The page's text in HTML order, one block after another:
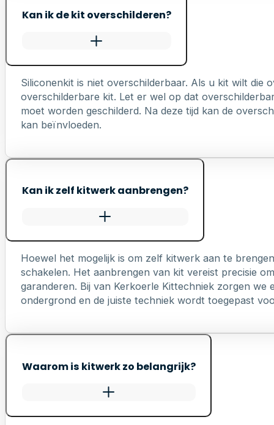
Kan ik de kit overschilderen?
Siliconenkit is niet overschilderbaar. Als u kit wilt die
overschilderbare kit. Let er wel op dat
moet worden geschilderd. Na deze tijd kan de
kan beïnvloeden.
Kan ik zelf kitwerk aanbrengen?
Hoewel het mogelijk is om zelf kitwerk aan te
schakelen. Het aanbrengen van kit vereist precisie
garanderen. Bij van Kerkoerle Kittechniek zorgen
ondergrond en de juiste techniek wordt toegepast
Waarom is kitwerk zo belangrijk?